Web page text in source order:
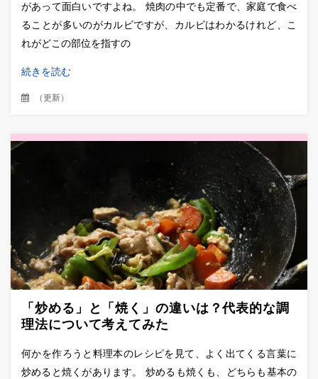
があって面白いですよね。 焼肉の中でも定番で、家庭で食べ
ることが多いのがカルビですが、カルビはわかるけれど、こ
れがどこの部位を指すの
続きを読む
（更新）
「炒める」と「焼く」の違いは？代表的な調
理法について考えてみた
何かを作ろうと料理本のレシピを見て、よく出てくる言葉に
炒めると焼くがあります。 炒めるも焼くも、どちらも基本の